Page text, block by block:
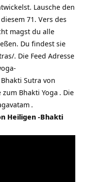
Lausche den
71. Vers des
magst du alle
Du findest sie
. Die Feed Adresse
Bhakti Sutra von
zum Bhakti Yoga . Die
.
Heiligen -Bhakti